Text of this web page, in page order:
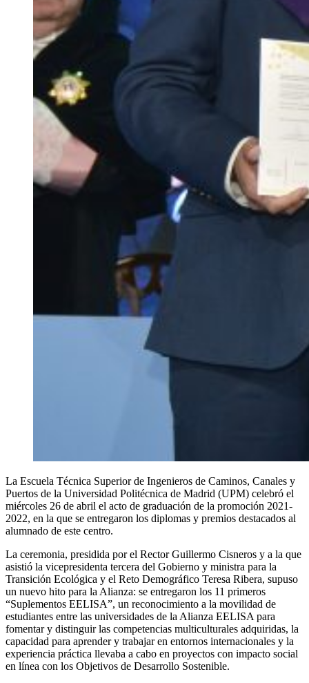
La Escuela Técnica Superior de Ingenieros de Caminos, Canales y
Puertos de la Universidad Politécnica de Madrid (UPM) celebró el
miércoles 26 de abril el acto de graduación de la promoción 2021-
2022, en la que se entregaron los diplomas y premios destacados al
alumnado de este centro.
La ceremonia, presidida por el Rector Guillermo Cisneros y a la que
asistió la vicepresidenta tercera del Gobierno y ministra para la
Transición Ecológica y el Reto Demográfico Teresa Ribera, supuso
un nuevo hito para la Alianza: se entregaron los 11 primeros
“Suplementos EELISA”, un reconocimiento a la movilidad de
estudiantes entre las universidades de la Alianza EELISA para
fomentar y distinguir las competencias multiculturales adquiridas, la
capacidad para aprender y trabajar en entornos internacionales y la
experiencia práctica llevaba a cabo en proyectos con impacto social
en línea con los Objetivos de Desarrollo Sostenible.